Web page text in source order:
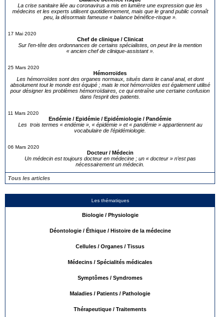
La crise sanitaire liée au coronavirus a mis en lumière une expression que les
médecins et les experts utilisent quotidiennement, mais que le grand public connaît
peu, la désormais fameuse « balance bénéfice-risque ».
17 Mai 2020
Chef de clinique / Clinicat
Sur l’en-tête des ordonnances de certains spécialistes, on peut lire la mention
« ancien chef de clinique-assistant ».
25 Mars 2020
Hémorroïdes
Les hémorroïdes sont des organes normaux, situés dans le canal anal, et dont
absolument tout le monde est équipé ; mais le mot hémorroïdes est également utilisé
pour désigner les problèmes hémorroïdaires, ce qui entraîne une certaine confusion
dans l’esprit des patients.
11 Mars 2020
Endémie / Epidémie / Epidémiologie / Pandémie
Les trois termes « endémie », « épidémie » et « pandémie » appartiennent au
vocabulaire de l’épidémiologie.
06 Mars 2020
Docteur / Médecin
Un médecin est toujours docteur en médecine ; un « docteur » n’est pas
nécessairement un médecin.
Tous les articles
Les thématiques
Biologie / Physiologie
Déontologie / Éthique / Histoire de la médecine
Cellules / Organes / Tissus
Médecins / Spécialités médicales
Symptômes / Syndromes
Maladies / Patients / Pathologie
Thérapeutique / Traitements